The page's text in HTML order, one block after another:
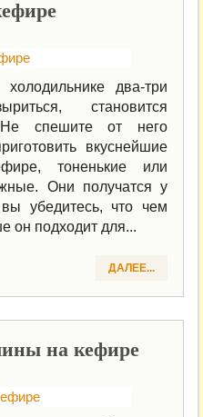
два-три
становится
Не спешите от него
вкуснейшие
тоненькие или
Они получатся у
убедитесь, что чем
он подходит для...
ДАЛЕЕ...
на кефире